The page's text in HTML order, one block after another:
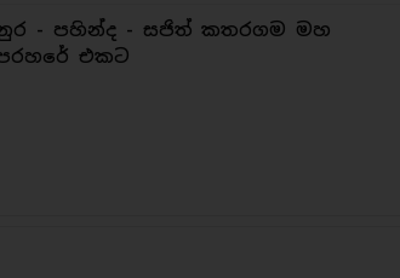
- පහින්ද - සජිත් කතරගම මහ
එකට